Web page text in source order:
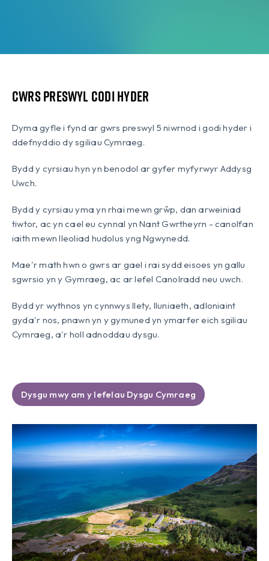
Cwrs Preswyl Codi Hyder
Dyma gyfle i fynd ar gwrs preswyl 5 niwrnod i godi hyder i
ddefnyddio dy sgiliau Cymraeg.
Bydd y cyrsiau hyn yn benodol ar gyfer myfyrwyr Addysg
Uwch.
Bydd y cyrsiau yma yn rhai mewn grŵp, dan arweiniad
tiwtor, ac yn cael eu cynnal yn Nant Gwrtheyrn - canolfan
iaith mewn lleoliad hudolus yng Ngwynedd.
Mae'r math hwn o gwrs ar gael i rai sydd eisoes yn gallu
sgwrsio yn y Gymraeg, ac ar lefel Canolradd neu uwch.
Bydd yr wythnos yn cynnwys llety, lluniaeth, adloniaint
gyda'r nos, pnawn yn y gymuned yn ymarfer eich sgiliau
Cymraeg, a'r holl adnoddau dysgu.
Dysgu mwy am y lefelau Dysgu Cymraeg